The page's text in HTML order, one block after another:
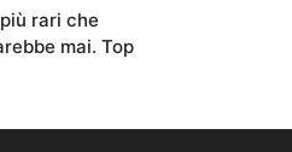
rari che
mai. Top